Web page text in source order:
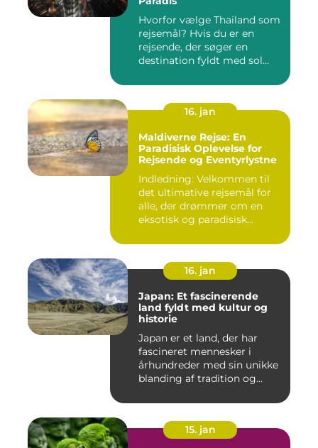
Hvorfor vælge Thailand som
rejsemål? Hvis du er en
rejsende, der søger en
destination fyldt med sol...
16. jan
Maldiverne Rejse: En
Paradisisk Oplevelse for
Rejsende og Eventyrlystne
Indledning: Velkommen til
det ultimative rejsemål for
alle, der drømmer om en
eksotisk og paradisisk...
16. jan
Japan: Et fascinerende
land fyldt med kultur og
historie
Japan er et land, der har
fascineret mennesker i
århundreder med sin unikke
blanding af tradition og...
15. jan